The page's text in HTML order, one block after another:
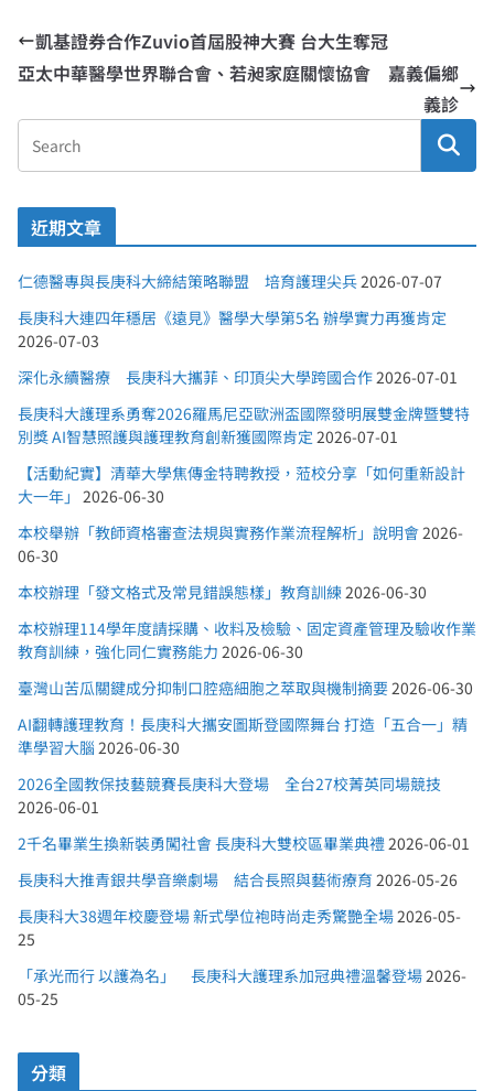
凱基證券合作Zuvio首屆股神大賽 台大生奪冠
亞太中華醫學世界聯合會、若昶家庭關懷協會 嘉義偏鄉
義診
近期文章
仁德醫專與長庚科大締結策略聯盟 培育護理尖兵2026-07-07
長庚科大連四年穩居《遠見》醫學大學第5名 辦學實力再獲肯定
2026-07-03
深化永續醫療 長庚科大攜菲、印頂尖大學跨國合作2026-07-01
長庚科大護理系勇奪2026羅馬尼亞歐洲盃國際發明展雙金牌暨雙特
別獎 AI智慧照護與護理教育創新獲國際肯定 2026-07-01
【活動紀實】清華大學焦傳金特聘教授，蒞校分享「如何重新設計
大一年」 2026-06-30
本校舉辦「教師資格審查法規與實務作業流程解析」說明會2026-
06-30
本校辦理「發文格式及常見錯誤態樣」教育訓練2026-06-30
本校辦理114學年度請採購、收料及檢驗、固定資產管理及驗收作業
教育訓練，強化同仁實務能力 2026-06-30
臺灣山苦瓜關鍵成分抑制口腔癌細胞之萃取與機制摘要2026-06-30
AI翻轉護理教育！長庚科大攜安圖斯登國際舞台 打造「五合一」精
準學習大腦 2026-06-30
2026全國教保技藝競賽長庚科大登場 全台27校菁英同場競技
2026-06-01
2千名畢業生換新裝勇闖社會 長庚科大雙校區畢業典禮2026-06-01
長庚科大推青銀共學音樂劇場 結合長照與藝術療育 2026-05-26
長庚科大38週年校慶登場 新式學位袍時尚走秀驚艷全場2026-05-
25
「承光而行 以護為名」 長庚科大護理系加冠典禮溫馨登場2026-
05-25
分類